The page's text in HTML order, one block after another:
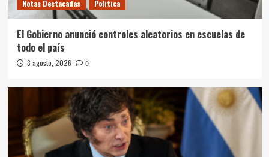
Notas Destacadas Politica
El Gobierno anunció controles aleatorios en escuelas de
todo el país
3 agosto, 2026 0